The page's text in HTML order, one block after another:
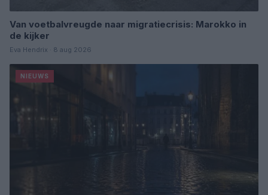
Van voetbalvreugde naar migratiecrisis: Marokko in
de kijker
Eva Hendrix · 8 aug 2026
NIEUWS